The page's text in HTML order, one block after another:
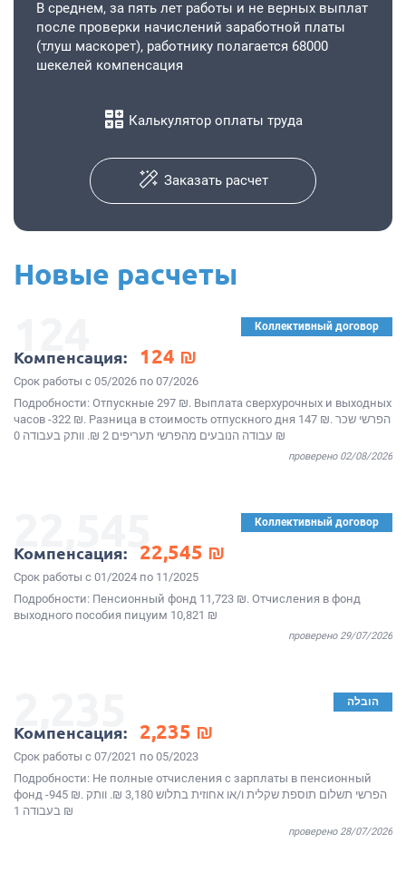
В среднем, за пять лет работы и не верных выплат
после проверки начислений заработной платы
(тлуш маскорет), работнику полагается 68000
шекелей компенсация
Калькулятор оплаты труда
Заказать расчет
Новые расчеты
Коллективный договор
Компенсация: 124 ₪
Срок работы с 05/2026 по 07/2026
Подробности: Отпускные 297 ₪. Выплата сверхурочных и выходных
часов -322 ₪. Разница в стоимость отпускного дня 147 ₪. הפרשי שכר
עבודה הנובעים מהפרשי תעריפים 2 ₪. וותק בעבודה 0 ₪
проверено 02/08/2026
Коллективный договор
Компенсация: 22,545 ₪
Срок работы с 01/2024 по 11/2025
Подробности: Пенсионный фонд 11,723 ₪. Отчисления в фонд
выходного пособия пицуим 10,821 ₪
проверено 29/07/2026
הובלה
Компенсация: 2,235 ₪
Срок работы с 07/2021 по 05/2023
Подробности: Не полные отчисления с зарплаты в пенсионный
фонд -945 ₪. הפרשי תשלום תוספת שקלית ו/או אחוזית בתלוש 3,180 ₪. וותק
בעבודה 1 ₪
проверено 28/07/2026